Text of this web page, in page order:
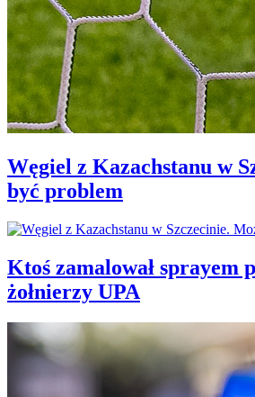
Węgiel z Kazachstanu w
być problem
Ktoś zamalował sprayem
żołnierzy UPA